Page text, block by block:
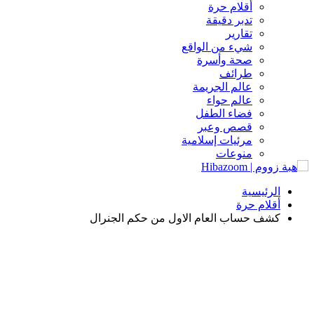
أقلام حرة
تدبر دقيقة
تقارير
شيء من الواقع
صحة وأسرة
طرائف
عالم الجريمة
عالم حواء
فضاء الطفل
قصص وعبر
مرئيات إسلامية
منوعات
الرئيسية
أقلام حرة
كشف حساب العام الاول من حكم الجنرال